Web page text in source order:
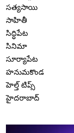
సత్యసాయి
సాహితీ
సిద్ధిపేట
సినిమా
సూర్యాపేట
హనుమకొండ
హెల్త్ టిప్స్
హైదరాబాద్